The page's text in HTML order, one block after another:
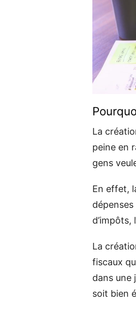
La
peine en
gens
En effet,
d’impôts,
La
fiscaux
dans une
soit bien